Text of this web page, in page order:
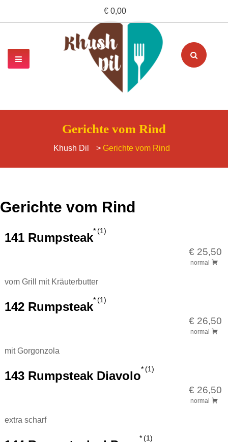
Gerichte vom Rind
Khush Dil > Gerichte vom Rind
Gerichte vom Rind
141 Rumpsteak 1
€ 25,50
normal
vom Grill mit Kräuterbutter
142 Rumpsteak 1
€ 26,50
normal
mit Gorgonzola
143 Rumpsteak Diavolo 1
€ 26,50
normal
extra scharf
1
€ 0,00